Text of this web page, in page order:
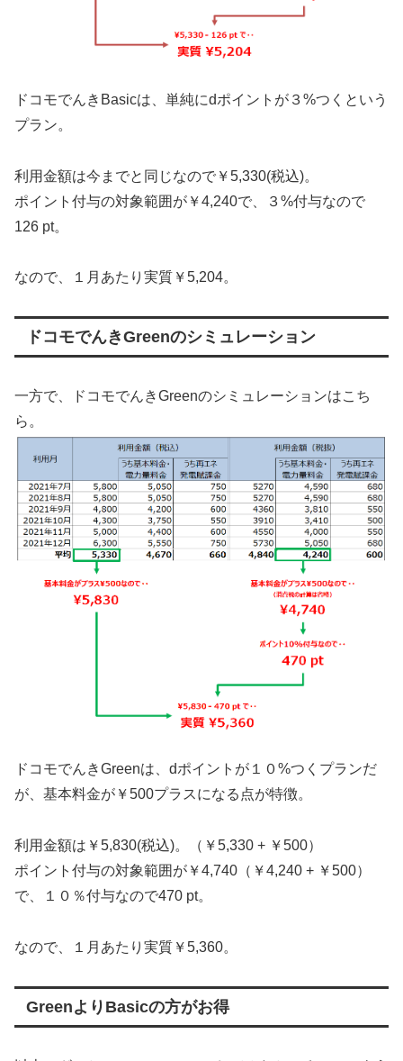
ドコモでんきBasicは、単純にdポイントが３%つくという
プラン。
利用金額は今までと同じなので￥5,330(税込)。
ポイント付与の対象範囲が￥4,240で、３%付与なので
126 pt。
なので、１月あたり実質￥5,204。
ドコモでんきGreenのシミュレーション
一方で、ドコモでんきGreenのシミュレーションはこち
ら。
ドコモでんきGreenは、dポイントが１０%つくプランだ
が、基本料金が￥500プラスになる点が特徴。
利用金額は￥5,830(税込)。（￥5,330 + ￥500）
ポイント付与の対象範囲が￥4,740（￥4,240 + ￥500）
で、１０％付与なので470 pt。
なので、１月あたり実質￥5,360。
GreenよりBasicの方がお得